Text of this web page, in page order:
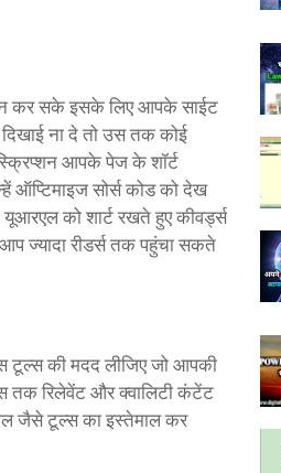
कर सके इसके लिए आपके साईट
ना दे तो उस तक कोई
आपके पेज के शॉर्ट
ऑप्टिमाइज सोर्स कोड को देख
को शार्ट रखते हुए कीवर्ड्स
ज्यादा रीडर्स तक पहुंचा सकते
टूल्स की मदद लीजिए जो आपकी
तक रिलेवेंट और क्वालिटी कंटेंट
जैसे टूल्स का इस्तेमाल कर